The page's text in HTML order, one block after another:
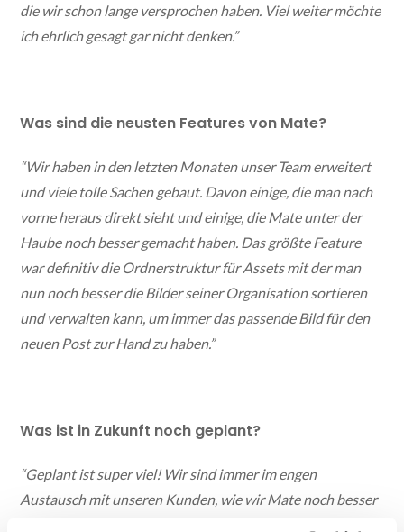
die wir schon lange versprochen haben. Viel weiter möchte
ich ehrlich gesagt gar nicht denken.”
Was sind die neusten Features von Mate?
“Wir haben in den letzten Monaten unser Team erweitert
und viele tolle Sachen gebaut. Davon einige, die man nach
vorne heraus direkt sieht und einige, die Mate unter der
Haube noch besser gemacht haben. Das größte Feature
war definitiv die Ordnerstruktur für Assets mit der man
nun noch besser die Bilder seiner Organisation sortieren
und verwalten kann, um immer das passende Bild für den
neuen Post zur Hand zu haben.”
Was ist in Zukunft noch geplant?
“Geplant ist super viel! Wir sind immer im engen
Austausch mit unseren Kunden, wie wir Mate noch besser